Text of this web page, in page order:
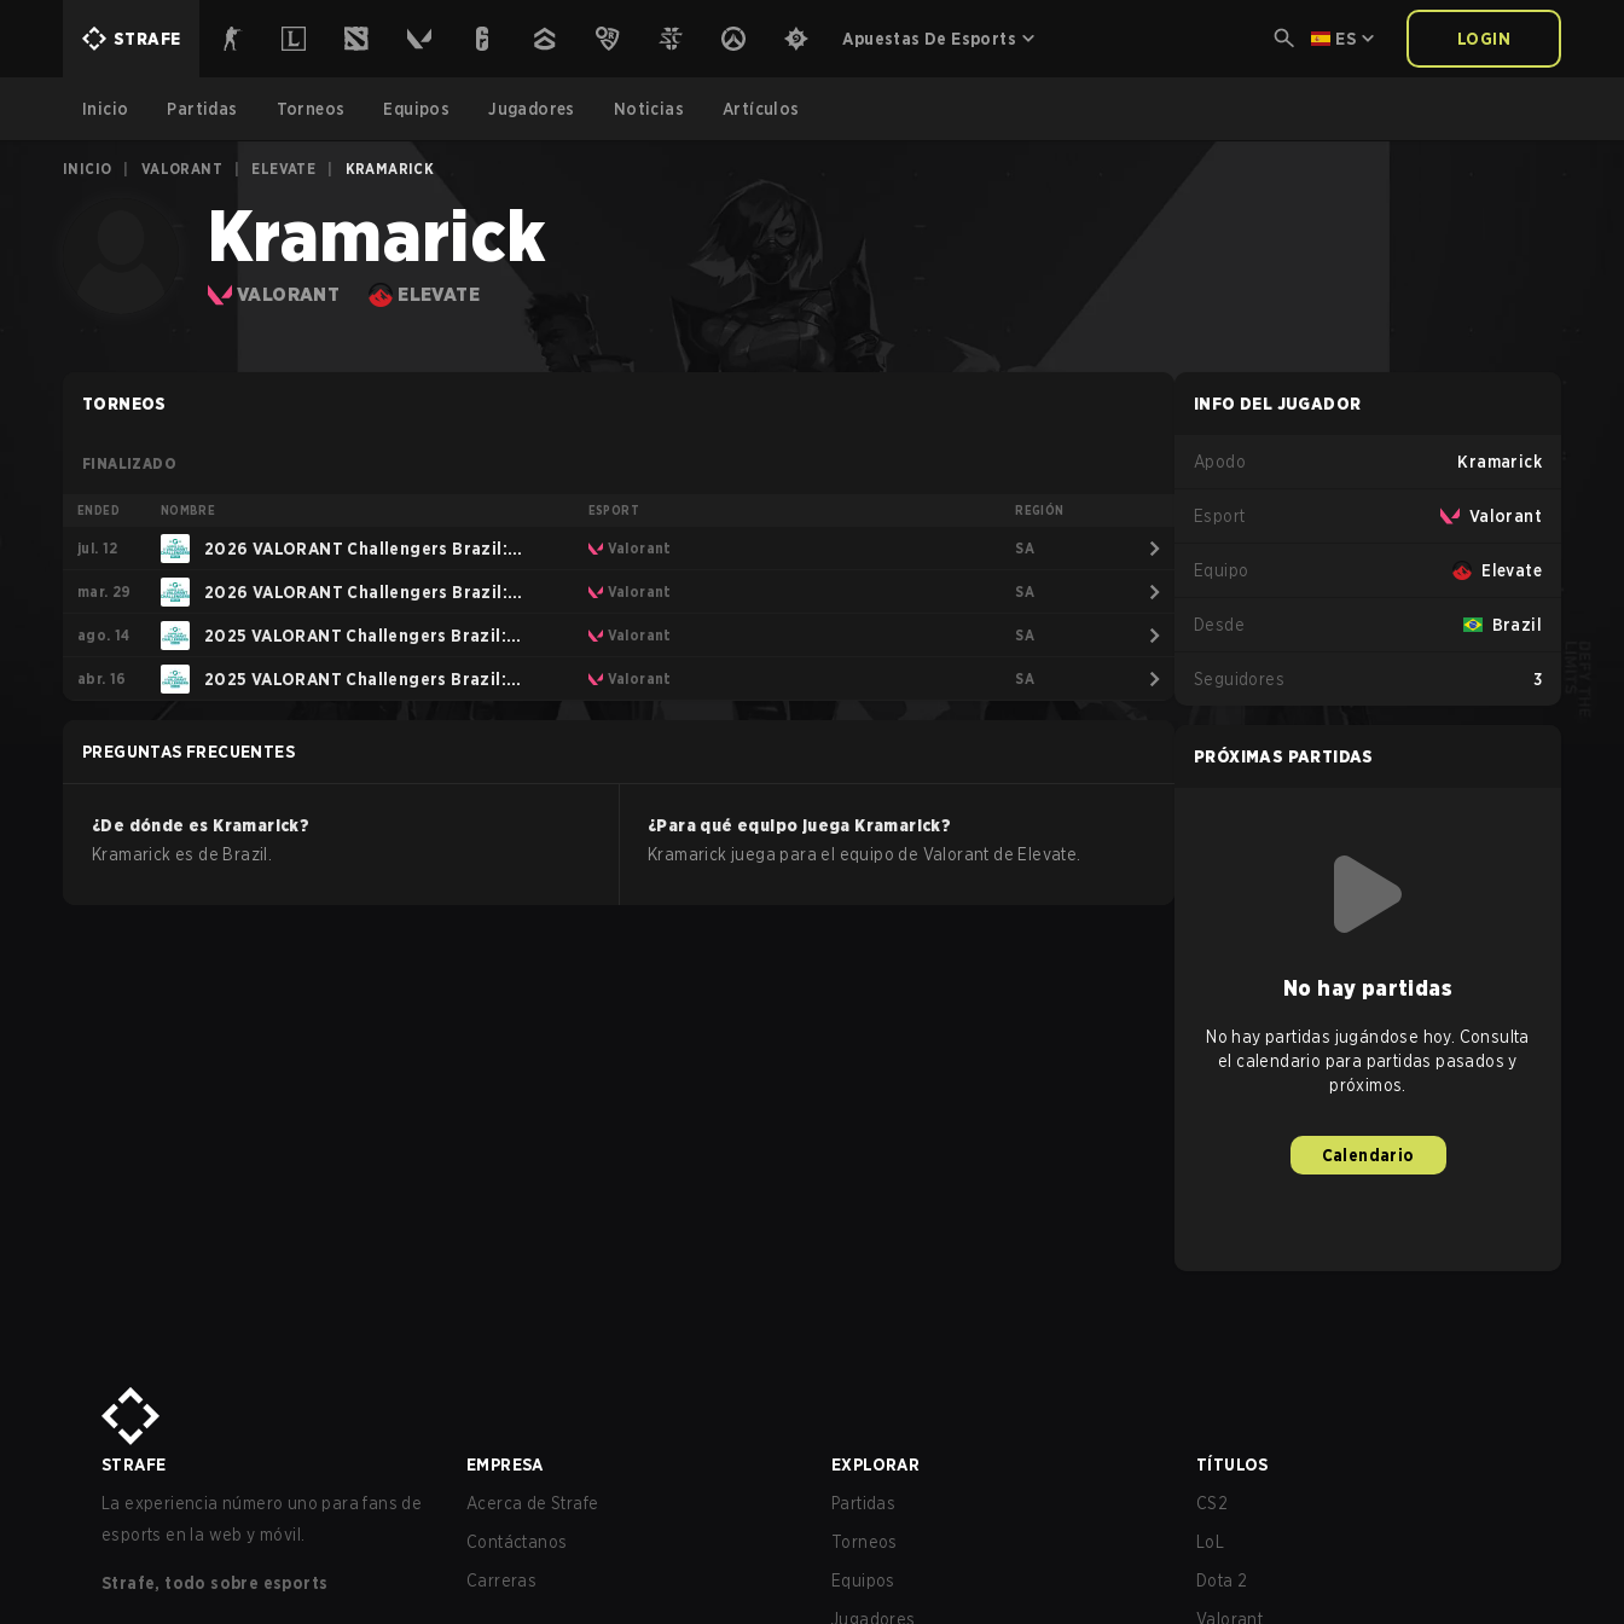
STRAFE Apuestas De Esports ES LOGIN
Inicio Partidas Torneos Equipos Jugadores Noticias Artículos
INICIO VALORANT ELEVATE KRAMARICK
Kramarick
VALORANT ELEVATE
TORNEOS
FINALIZADO
ENDED NOMBRE ESPORT REGIÓN
jul. 12 2026 VALORANT Challengers Brazil:
Stage 2
Valorant SA
mar. 29 2026 VALORANT Challengers Brazil:
Stage 1
Valorant SA
ago. 14 2025 VALORANT Challengers Brazil:
Stage 2
Valorant SA
abr. 16 2025 VALORANT Challengers Brazil: Valorant SA
PREGUNTAS FRECUENTES
¿De dónde es Kramarick?
Kramarick es de Brazil
¿Para qué equipo juega Kramarick?
Kramarick juega para el equipo de Valorant de Elevate
INFO DEL JUGADOR
Apodo Kramarick
Esport Valorant
Equipo Elevate
Desde Brazil
Seguidores 3
PRÓXIMAS PARTIDAS
No hay partidas
No hay partidas jugándose hoy. Consulta
el calendario para partidas pasados y
próximos.
Calendario
STRAFE
La experiencia número uno para fans de
esports en la web y móvil.
Strafe, todo sobre esports
EMPRESA
Acerca de Strafe
Contáctanos
Carreras
EXPLORAR
Partidas
Torneos
Equipos
Jugadores
TÍTULOS
CS2
LoL
Dota 2
Valorant